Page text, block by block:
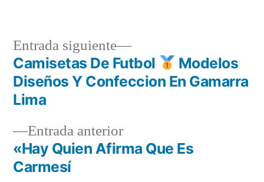
Navegación
de
entradas
Entrada anteriorEntrada
anterior:
«Hay Quien Afirma Que Es
Carmesí
Entrada siguiente
Entrada
siguiente:
Camisetas De Futbol
Modelos
Diseños Y Confeccion En Gamarra
Lima